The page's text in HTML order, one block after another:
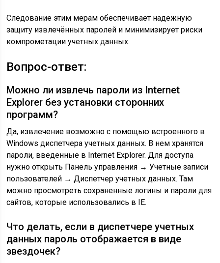
Следование этим мерам обеспечивает надежную
защиту извлечённых паролей и минимизирует риски
компрометации учетных данных.
Вопрос-ответ:
Можно ли извлечь пароли из Internet
Explorer без установки сторонних
программ?
Да, извлечение возможно с помощью встроенного в
Windows диспетчера учетных данных. В нем хранятся
пароли, введенные в Internet Explorer. Для доступа
нужно открыть Панель управления → Учетные записи
пользователей → Диспетчер учетных данных. Там
можно просмотреть сохраненные логины и пароли для
сайтов, которые использовались в IE.
Что делать, если в диспетчере учетных
данных пароль отображается в виде
звездочек?